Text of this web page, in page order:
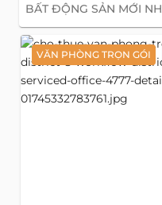
BẤT ĐỘNG SẢN MỚI
VĂN PHÒNG TRỌN GÓI